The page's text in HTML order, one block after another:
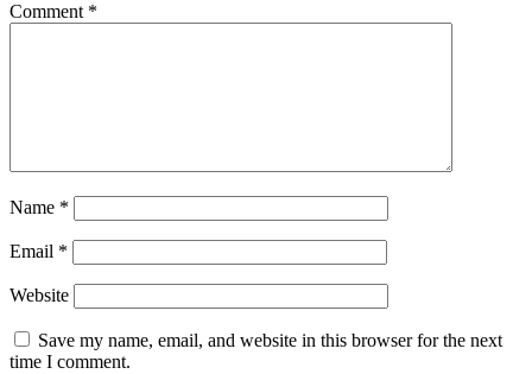
Comment *
Name *
Email *
Website
Save my name, email, and website in this browser for the next
time I comment.